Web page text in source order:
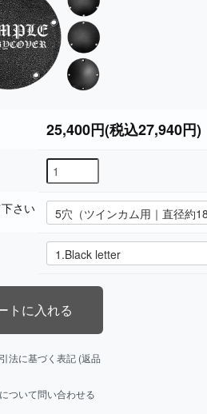
25,400円(税込27,940円)
さい
法に基づく表記 (返品
ついて問い合わせる